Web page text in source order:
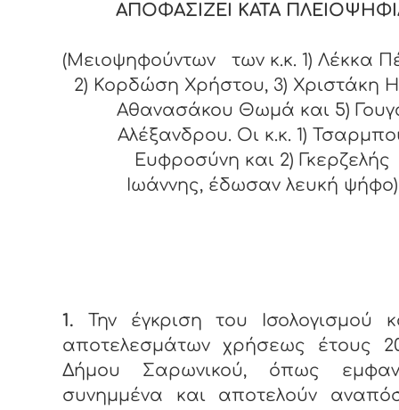
ΑΠΟΦΑΣΙΖΕΙ ΚΑΤΑ
(Μειοψηφούντων των κ.κ. 1) Λέκκα
2) Κορδώση Χρήστου, 3) Χριστάκη
Αθανασάκου Θωμά και 5)
Αλέξανδρου. Οι κ.κ. 1)
Ευφροσύνη και 2) Γκερζελής
Ιωάννης, έδωσαν λευκή ψήφο)
1. Την έγκριση του Ισολογισμού
αποτελεσμάτων χρήσεως έτους
Δήμου Σαρωνικού, όπως
συνημμένα και αποτελούν